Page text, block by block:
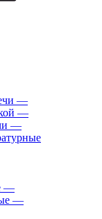
—
—
—
—
—